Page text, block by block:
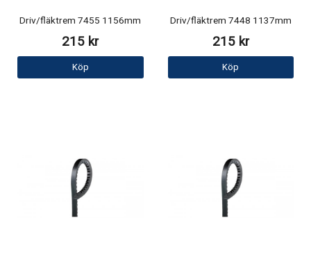
Driv/fläktrem 7455 1156mm
215 kr
Köp
Driv/fläktrem 7448 1137mm
215 kr
Köp